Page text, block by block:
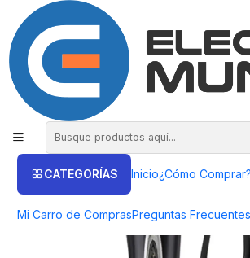
CATEGORÍAS Inicio¿Cómo Comprar?
Mi Carro de ComprasPreguntas Frecuentes
COMPRA HASTA EN 3 CUOTAS SIN
Inicio Productos AUDIO Micrófonos
Micrófono ProSound con Cable Unidireccional -